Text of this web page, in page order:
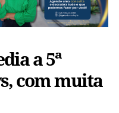
a 5ª
com muita